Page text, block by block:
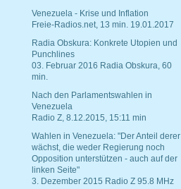
Venezuela - Krise und Inflation
Freie-Radios.net, 13 min. 19.01.2017
Radia Obskura: Konkrete Utopien und
Punchlines
03. Februar 2016 Radia Obskura, 60
min.
Nach den Parlamentswahlen in
Venezuela
Radio Z, 8.12.2015, 15:11 min
Wahlen in Venezuela: "Der Anteil derer
wächst, die weder Regierung noch
Opposition unterstützen - auch auf der
linken Seite"
3. Dezember 2015 Radio Z 95.8 MHz